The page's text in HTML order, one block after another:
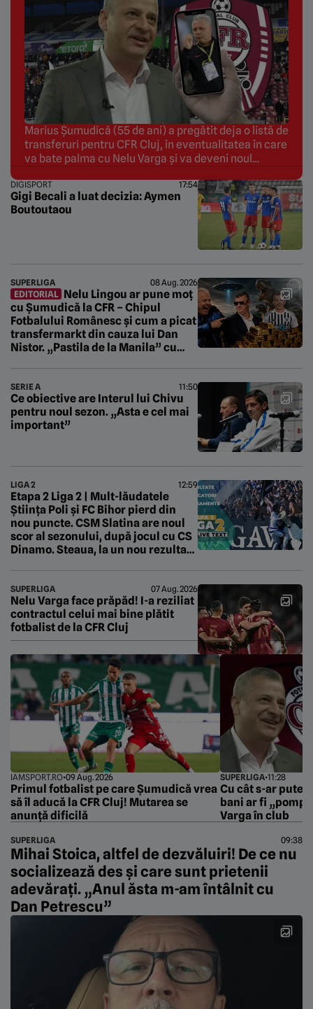
Marius Șumudică (55 de ani) a pregătit deja o listă de
transferuri pentru CFR Cluj, în eventualitatea în care
va bate palma cu Nelu Varga și va deveni noul
acționarului din Gruia și spune că dacă le va primi va
putea ataca play-off-ul sezonului 2026-2027 din
Superliga. […]
DIGISPORT 17:54
Gigi Becali a luat decizia: Aymen
Boutoutaou
SUPERLIGA
08 Aug. 2026
EDITORIAL Nelu Lingou ar pune moț
cu Șumudică la CFR – Chipul
Fotbalului Românesc și cum a picat
transfermarkt din cauza lui Dan
Nistor. „Pastila de la Manila” cu
SERIE A 11:50
Ce obiective are Interul lui Chivu
pentru noul sezon. „Asta e cel mai
important”
LIGA 2 12:59
Etapa 2 Liga 2 | Mult-lăudatele
Știința Poli și FC Bihor pierd din
nou puncte. CSM Slatina are noul
scor al sezonului, după jocul cu CS
Dinamo. Steaua, la un nou rezultat
SUPERLIGA 07 Aug. 2026
Nelu Varga face prăpăd! I-a reziliat
contractul celui mai bine plătit
fotbalist de la CFR Cluj
IAMSPORT.RO•09 Aug. 2026
Primul fotbalist pe care Șumudică vrea
să îl aducă la CFR Cluj! Mutarea se
anunță dificilă
SUPERLIGA•11:28
Cu cât s-ar putea
bani ar fi
Varga în club
SUPERLIGA 09:38
Mihai Stoica, altfel de dezvăluiri! De ce nu
socializează des și care sunt prietenii
adevărați. „Anul ăsta m-am întâlnit cu
Dan Petrescu”